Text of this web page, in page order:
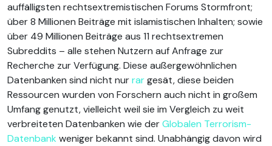
auffälligsten rechtsextremistischen Forums Stormfront;
über 8 Millionen Beiträge mit islamistischen Inhalten; sowie
über 49 Millionen Beiträge aus 11 rechtsextremen
Subreddits – alle stehen Nutzern auf Anfrage zur
Recherche zur Verfügung. Diese außergewöhnlichen
Datenbanken sind nicht nurrargesät, diese beiden
Ressourcen wurden von Forschern auch nicht in großem
Umfang genutzt, vielleicht weil sie im Vergleich zu weit
verbreiteten Datenbanken wie derGlobalen Terrorism-
Datenbank weniger bekannt sind. Unabhängig davon wird